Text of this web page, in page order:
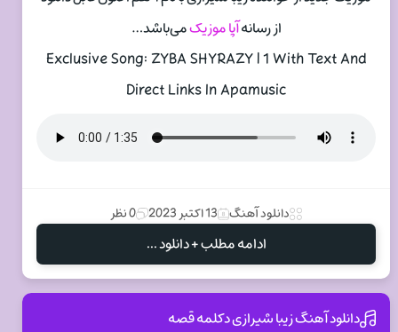
از رسانهآپا موزیکمی‌باشد…
Exclusive Song: ZYBA SHYRAZY | 1 With Text And
Direct Links In Apamusic
دانلود آهنگ 13 اکتبر 2023 0 نظر
ادامه مطلب + دانلود ...
دانلود آهنگ زیبا شیرازی دکلمه قصه